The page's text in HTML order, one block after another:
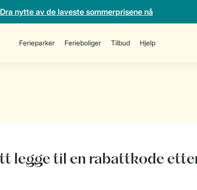
Dra nytte av de laveste sommerprisene nå
Ferieparker Ferieboliger Tilbud Hjelp